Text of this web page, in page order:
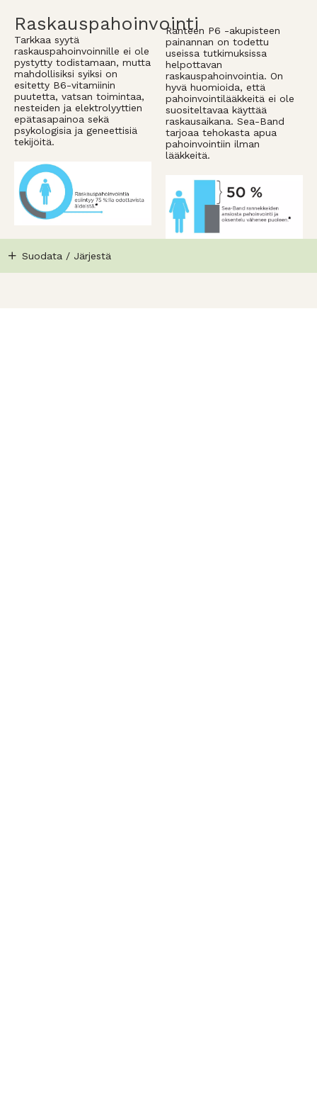
Raskauspahoinvointi
Tarkkaa syytä
raskauspahoinvoinnille ei ole
pystytty todistamaan, mutta
mahdollisiksi syiksi on
esitetty B6-vitamiinin
puutetta, vatsan toimintaa,
nesteiden ja elektrolyyttien
epätasapainoa sekä
psykologisia ja geneettisiä
tekijöitä.
Ranteen P6 -akupisteen
painannan on todettu
useissa tutkimuksissa
helpottavan
raskauspahoinvointia. On
hyvä huomioida, että
pahoinvointilääkkeitä ei ole
suositeltavaa käyttää
raskausaikana. Sea-Band
tarjoaa tehokasta apua
pahoinvointiin ilman
lääkkeitä.
Suodata / Järjestä